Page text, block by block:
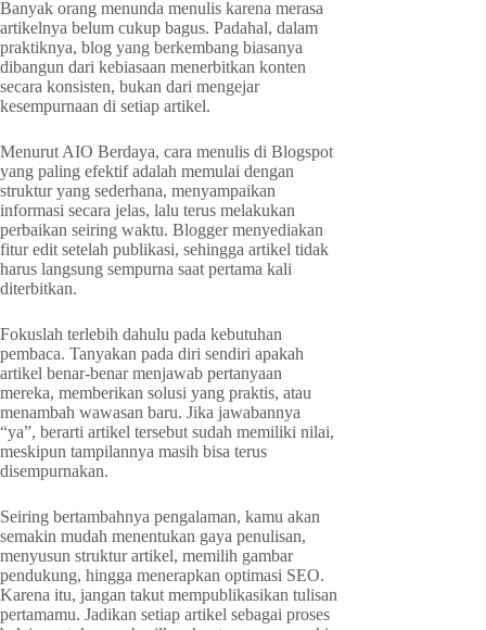
Banyak orang menunda menulis karena merasa
artikelnya belum cukup bagus. Padahal, dalam
praktiknya, blog yang berkembang biasanya
dibangun dari kebiasaan menerbitkan konten
secara konsisten, bukan dari mengejar
kesempurnaan di setiap artikel.
Menurut AIO Berdaya, cara menulis di Blogspot
yang paling efektif adalah memulai dengan
struktur yang sederhana, menyampaikan
informasi secara jelas, lalu terus melakukan
perbaikan seiring waktu. Blogger menyediakan
fitur edit setelah publikasi, sehingga artikel tidak
harus langsung sempurna saat pertama kali
diterbitkan.
Fokuslah terlebih dahulu pada kebutuhan
pembaca. Tanyakan pada diri sendiri apakah
artikel benar-benar menjawab pertanyaan
mereka, memberikan solusi yang praktis, atau
menambah wawasan baru. Jika jawabannya
“ya”, berarti artikel tersebut sudah memiliki nilai,
meskipun tampilannya masih bisa terus
disempurnakan.
Seiring bertambahnya pengalaman, kamu akan
semakin mudah menentukan gaya penulisan,
menyusun struktur artikel, memilih gambar
pendukung, hingga menerapkan optimasi SEO.
Karena itu, jangan takut mempublikasikan tulisan
pertamamu. Jadikan setiap artikel sebagai proses